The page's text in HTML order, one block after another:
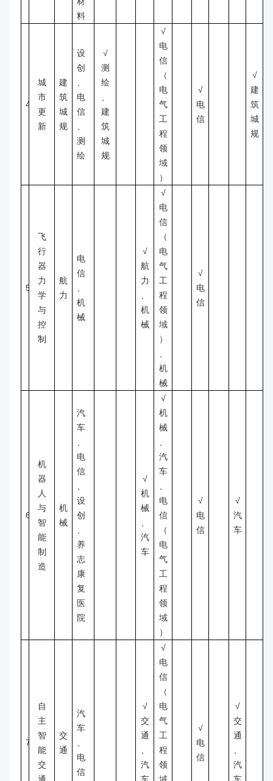
料
4
城
市
更
新
建
筑
城
规
设
创
、
电
信
、
测
绘
√
测
绘
、
建
筑
城
规
√
电
信
（
电
气
工
程
领
域
）
√
电
信
√
建
筑
城
规
5
飞
行
器
力
学
与
控
制
航
力
电
信
、
机
械
√
航
力
、
机
械
√
电
信
（
电
气
工
程
领
域
）
、
机
械
√
电
信
6
机
器
人
与
智
能
制
造
机
械
汽
车
、
电
信
、
设
创
、
养
志
康
复
医
院
√
机
械
、
汽
车
√
机
械
、
汽
车
、
电
信
（
电
气
工
程
领
域
）
√
电
信
√
汽
车
7
自
主
智
能
交
交
通
汽
车
、
电
信
√
交
通
、
汽
√
电
信
（
电
气
工
程
领
√
电
信
√
交
通
、
汽